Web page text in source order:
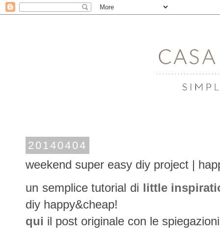
20140404
weekend super easy diy project |
un semplice tutorial di little
diy happy&cheap!
qui il post originale con le spiegazioni